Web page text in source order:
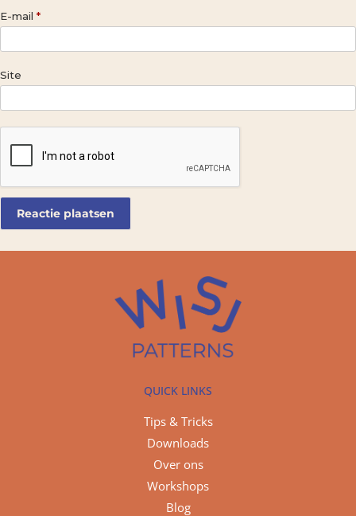
E-mail *
Site
QUICK LINKS
Tips & Tricks
Downloads
Over ons
Workshops
Blog